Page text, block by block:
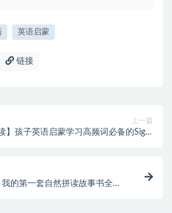
英语启蒙
链接
上一篇
】孩子英语启蒙学习高频词必备的Sight
我的第一套自然拼读故事书全套